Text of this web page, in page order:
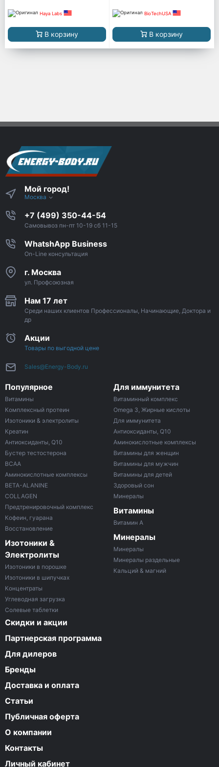
Haya Labs
В корзину
BioTechUSA
В корзину
Мой город!
Москва
+7 (499) 350-44-54
Самовывоз пн-пт 10-19 сб 11-15
WhatshApp Business
On-Line консультация
г. Москва
ул. Профсоюзная
Нам 17 лет
Среди наших клиентов Профессионалы, Начинающие, Доктора и
др
Акции
Товары по выгодной цене
Sales@Energy-Body.ru
Популярное
Витамины
Комплексный протеин
Изотоники & электролиты
Креатин
Антиоксиданты, Q10
Бустер тестостерона
ВСАА
Аминокислотные комплексы
BETA-ALANINE
COLLAGEN
Предтренировочный комплекс
Кофеин, гуарана
Восстановление
Изотоники &
Электролиты
Изотоники в порошке
Изотоники в шипучках
Концентраты
Углеводная загрузка
Солевые таблетки
Для иммунитета
Витаминный комплекс
Omega 3, Жирные кислоты
Для иммунитета
Антиоксиданты, Q10
Аминокислотные комплексы
Витамины для женщин
Витамины для мужчин
Витамины для детей
Здоровый сон
Минералы
Витамины
Витамин A
Минералы
Минералы
Минералы раздельные
Кальций & магний
Скидки и акции
Партнерская программа
Для дилеров
Бренды
Доставка и оплата
Статьи
Публичная оферта
О компании
Контакты
Личный кабинет